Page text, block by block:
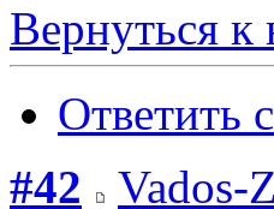
Вернуться к
Ответить
#42
Vados-